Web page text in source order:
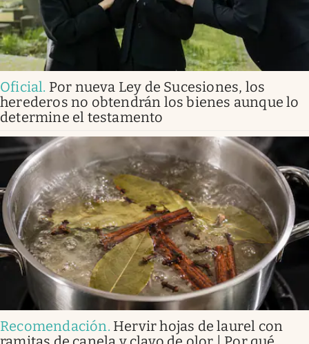
Oficial. Por nueva Ley de Sucesiones, los
herederos no obtendrán los bienes aunque lo
determine el testamento
Recomendación. Hervir hojas de laurel con